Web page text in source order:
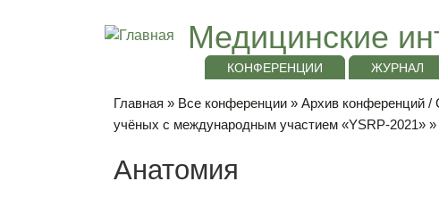
Медицинские
КОНФЕРЕНЦИИ ЖУРНАЛ
Главная » Все конференции » Архив конференций /
учёных с международным участием «YSRP-2021» »
Анатомия